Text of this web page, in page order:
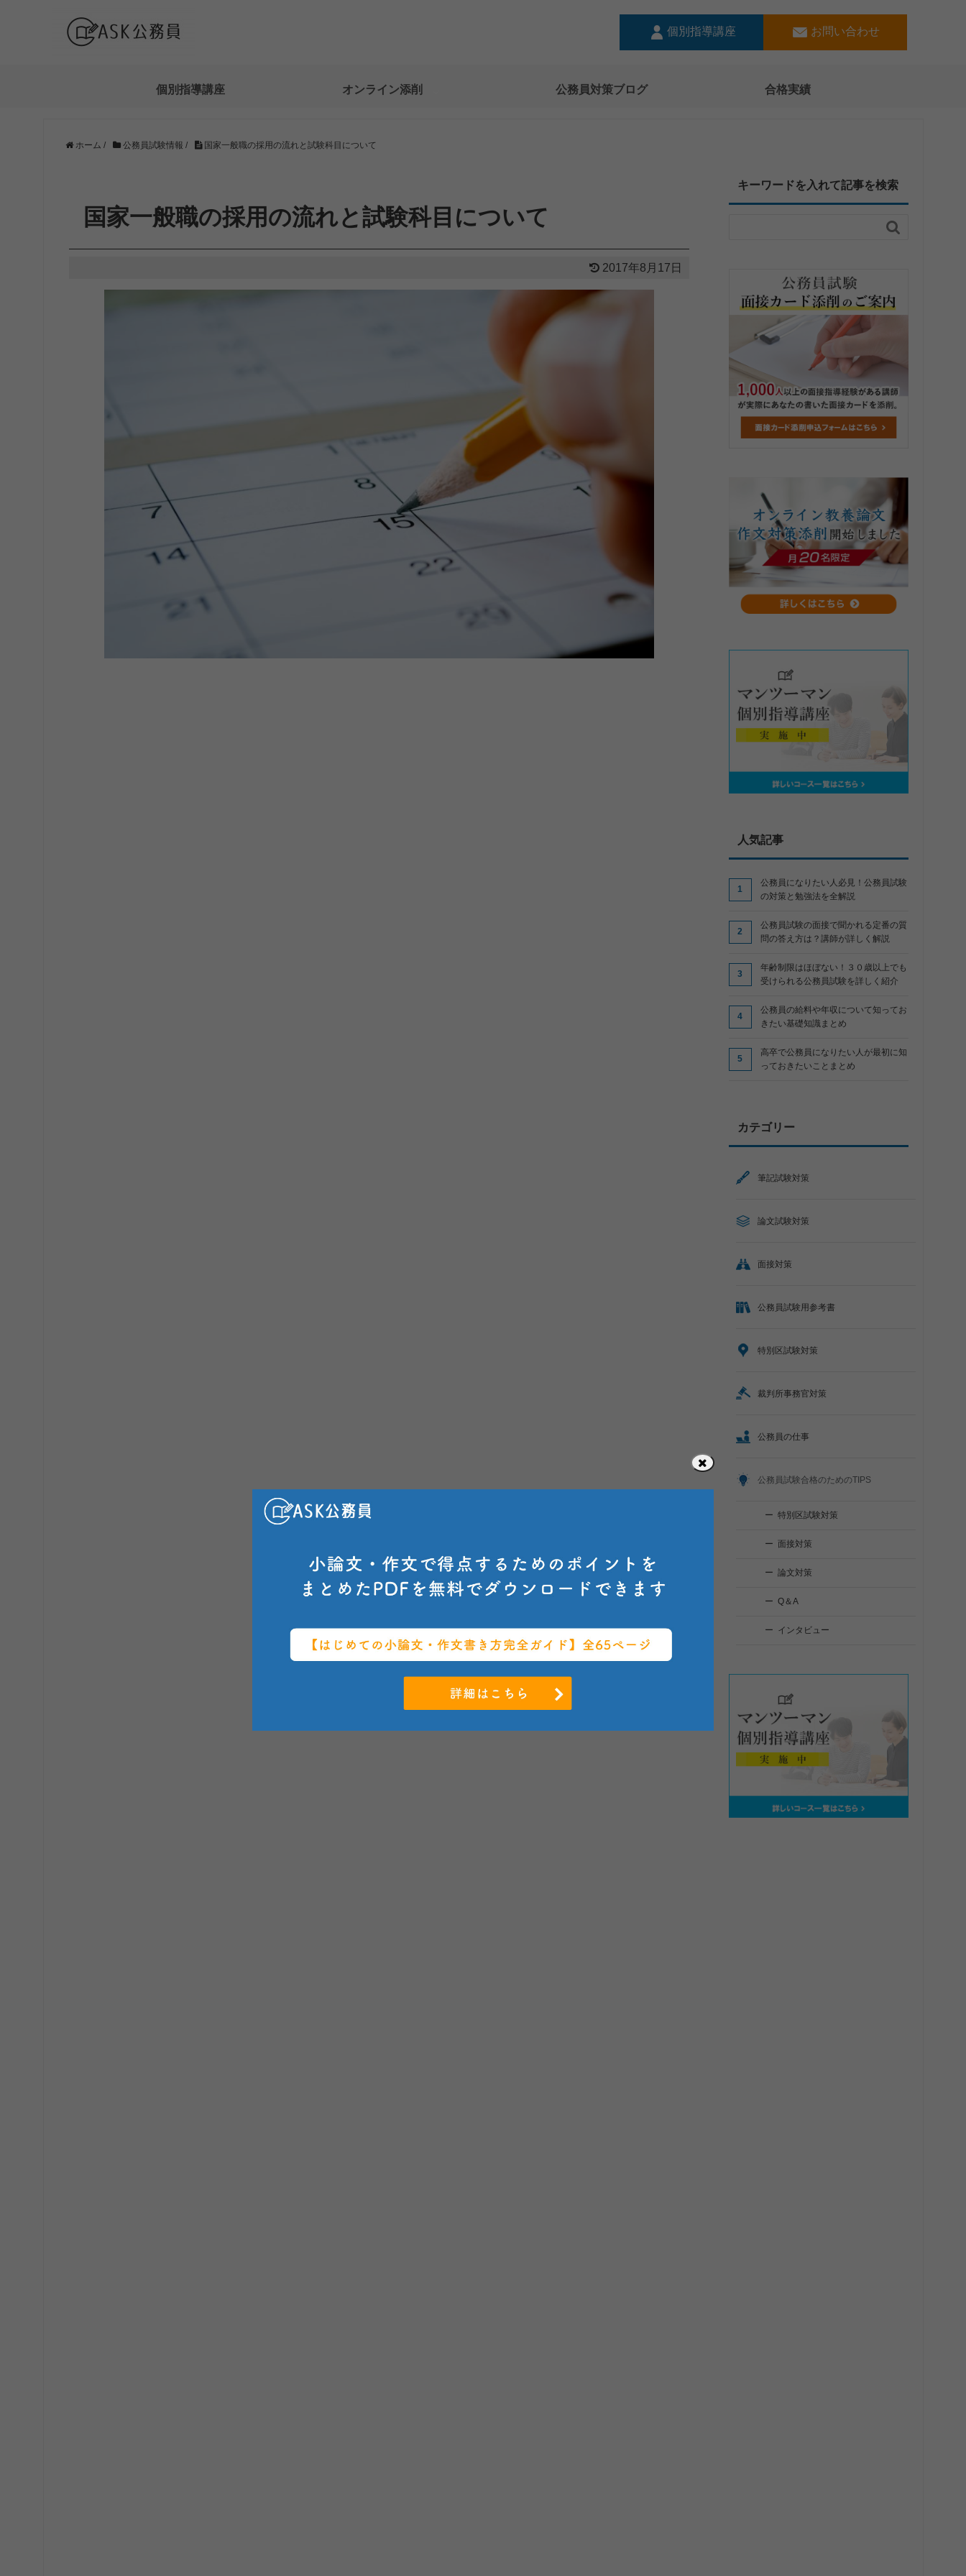
個別指導講座 お問い合わせ
個別指導講座 オンライン添削 公務員対策ブログ 合格実績
ホーム / 公務員試験情報 / 国家一般職の採用の流れと試験科目について
国家一般職の採用の流れと試験科目について
2017年8月17日
キーワードを入れて記事を検索

人気記事
公務員になりたい人必見！公務員試験
の対策と勉強法を全解説
公務員試験の面接で聞かれる定番の質
問の答え方は？講師が詳しく解説
年齢制限はほぼない！３０歳以上でも
受けられる公務員試験を詳しく紹介
公務員の給料や年収について知ってお
きたい基礎知識まとめ
高卒で公務員になりたい人が最初に知
っておきたいことまとめ
カテゴリー
筆記試験対策
論文試験対策
面接対策
公務員試験用参考書
特別区試験対策
裁判所事務官対策
公務員の仕事
公務員試験合格のためのTIPS
特別区試験対策
面接対策
論文対策
Q＆A
インタビュー